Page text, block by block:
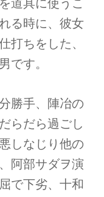
道具に使うこ
る時に、彼女
打ちをした、
です。
勝手、陣冶の
らだら過ごし
しなじり他の
阿部サダヲ演
で下劣、十和